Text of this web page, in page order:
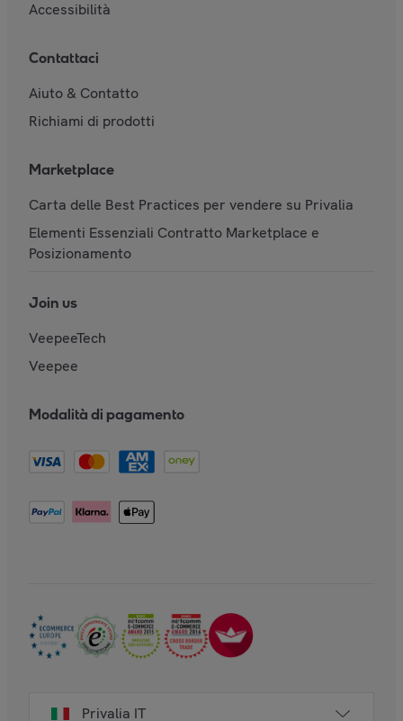
Accessibilità
Contattaci
Aiuto & Contatto
Richiami di prodotti
Marketplace
Carta delle Best Practices per vendere su Privalia
Elementi Essenziali Contratto Marketplace e
Posizionamento
Join us
VeepeeTech
Veepee
Modalità di pagamento
Privalia IT